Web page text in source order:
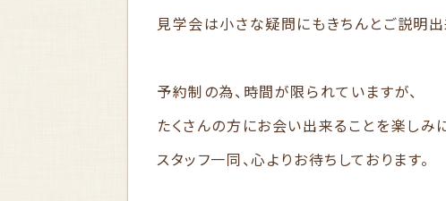
見学会は小さな疑問にもきちんとご説明出
予約制の為、時間が限られていますが、
たくさんの方にお会い出来ることを楽し
スタッフ一同、心よりお待ちしております。